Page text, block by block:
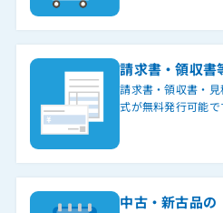
請求書・領収書
請求書・領収書・
式が無料発行可能で
中古・新古品の